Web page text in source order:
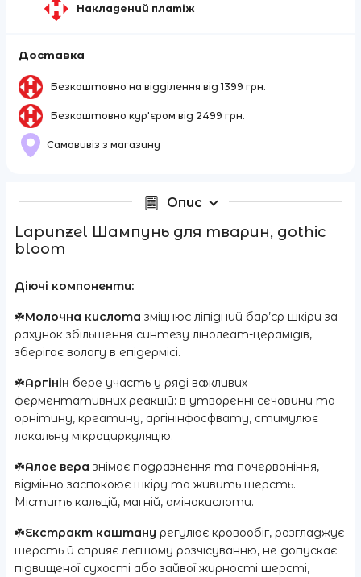
Накладений платіж
Доставка
Безкоштовно на відділення від 1399 грн.
Безкоштовно кур'єром від 2499 грн.
Самовивіз з магазину
Опис
Lapunzel Шампунь для тварин, gothic
bloom
Діючі компоненти:
☘️Молочна кислота зміцнює ліпідний бар’єр шкіри за
рахунок збільшення синтезу лінолеат-церамідів,
зберігає вологу в епідермісі.
☘️Аргінін бере участь у ряді важливих
ферментативних реакцій: в утворенні сечовини та
орнітину, креатину, аргінінфосфвату, стимулює
локальну мікроциркуляцію.
☘️Алое вера знімає подразнення та почервоніння,
відмінно заспокоює шкіру та живить шерсть.
Містить кальцій, магній, амінокислоти.
☘️Екстракт каштану регулює кровообіг, розгладжує
шерсть й сприяє легшому розчісуванню, не допускає
підвищеної сухості або зайвої жирності шерсті,